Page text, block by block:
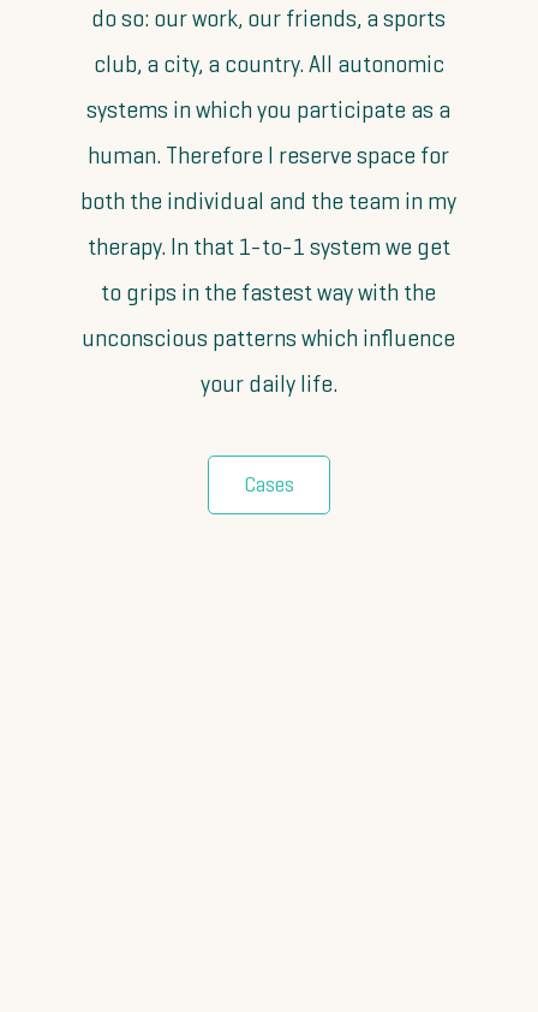
do so: our work, our friends, a sports
club, a city, a country. All autonomic
systems in which you participate as a
human. Therefore I reserve space for
both the individual and the team in my
therapy. In that 1-to-1 system we get
to grips in the fastest way with the
unconscious patterns which influence
your daily life.
Cases